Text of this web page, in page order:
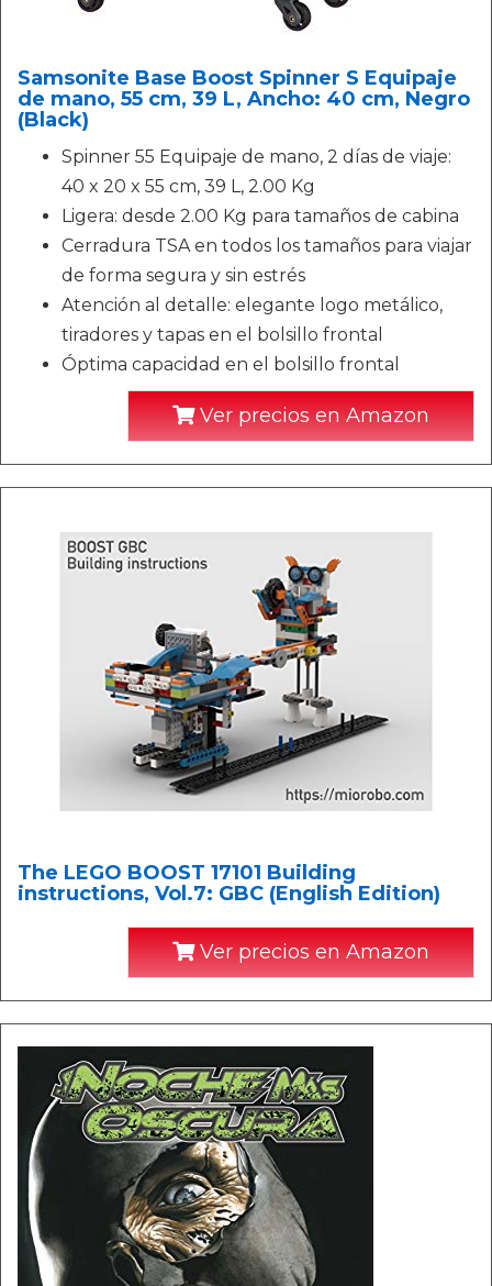
Samsonite Base Boost Spinner S Equipaje
de mano, 55 cm, 39 L, Ancho: 40 cm, Negro
(Black)
Spinner 55 Equipaje de mano, 2 días de viaje:
40 x 20 x 55 cm, 39 L, 2.00 Kg
Ligera: desde 2.00 Kg para tamaños de cabina
Cerradura TSA en todos los tamaños para viajar
de forma segura y sin estrés
Atención al detalle: elegante logo metálico,
tiradores y tapas en el bolsillo frontal
Óptima capacidad en el bolsillo frontal
Ver precios en Amazon
The LEGO BOOST 17101 Building
instructions, Vol.7: GBC (English Edition)
Ver precios en Amazon